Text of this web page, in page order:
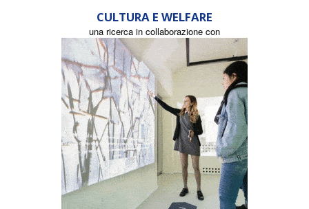
CULTURA E WELFARE
una ricerca in collaborazione con